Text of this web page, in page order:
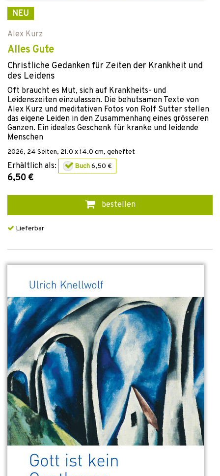
NEU
Alex Kurz
Alles Gute
Christliche Gedanken für Zeiten der Krankheit und
des Leidens
Oft braucht es Mut, sich auf Krankheits- und
Leidenszeiten einzulassen. Die behutsamen Texte von
Alex Kurz und meditativen Fotos von Rolf Sutter stellen
das eigene Leiden in den Zusammenhang eines grösseren
Ganzen. Ein ideales Geschenk für kranke und leidende
Menschen
2026, 24 Seiten, 21.0 x 14.0 cm, geheftet
Erhältlich als: Buch6,50 €
6,50 €
bestellen
Lieferbar